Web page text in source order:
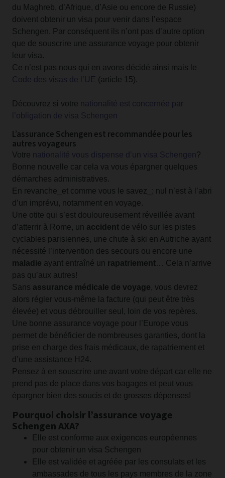
du Maghreb, d’Afrique, d’Asie ou encore de Russie)
doivent obtenir un visa pour venir dans l’espace
Schengen. Par conséquent ils n’ont pas d’autre option
que de souscrire une assurance voyage pour obtenir
leur visa.
Ce n’est pas nous qui en avons décidé ainsi mais le
Code des visas de l’UE (article 15).
Découvrez si votre
nationalité est concernée par
l’obligation de visa Schengen
L’assurance Schengen est recommandée pour les
autres voyageurs
Votre nationalité vous dispense d’un visa Schengen ?
Bonne nouvelle car cela va vous épargner quelques
démarches administratives.
En revanche_et comme vous le savez_; nul n’est à l’abri
d’un imprévu, notamment en voyage.
Une otite qui s’est douloureusement réveillée avant
d’atterrir à Rome, un accident de vélo sur les pistes
cyclables parisiennes, une chute à ski en Autriche ayant
nécessité l’intervention des secours ou encore une
maladie ayant entraîné un rapatriement… Cela n’arrive
pas qu’aux autres!
Sans assurance médicale de voyage, vous devrez
alors régler vous-même la facture (qui peut être très
élevée) et vous débrouiller seul, loin de vos repères.
Une bonne assurance voyage pour l’Europe vous
permet de bénéficier de nombreuses garanties, dont la
prise en charge des frais médicaux, de rapatriement et
d’une assistance H24.
Pensez à en souscrire une avant votre départ car elle ne
prend pas de place dans vos bagages et peut vous
épargner bien des soucis et de grosses dépenses!
Pourquoi choisir l’assurance voyage
Schengen AXA?
Elle est conforme aux exigences européennes
pour obtenir un visa Schengen
Elle est validée et agréée par les consulats et les
ambassades de tous les pays membres de la zone